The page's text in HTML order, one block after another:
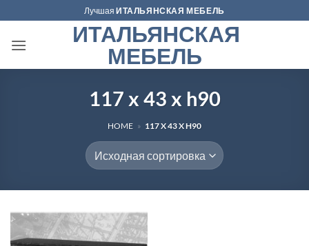
to
content
ЛучшаяИТАЛЬЯНСКАЯ МЕБЕЛЬ
ИТАЛЬЯНСКАЯ
МЕБЕЛЬ
117 x 43 x h90
HOME » 117 X 43 X H90